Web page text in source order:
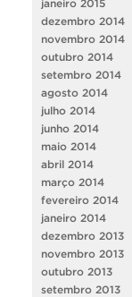
janeiro 2015
dezembro 2014
novembro 2014
outubro 2014
setembro 2014
agosto 2014
julho 2014
junho 2014
maio 2014
abril 2014
março 2014
fevereiro 2014
janeiro 2014
dezembro 2013
novembro 2013
outubro 2013
setembro 2013